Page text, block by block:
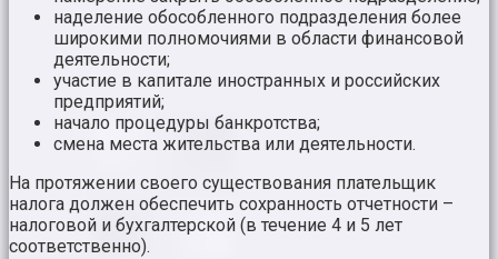
наделение обособленного подразделения более
широкими полномочиями в области финансовой
деятельности;
участие в капитале иностранных и российских
предприятий;
начало процедуры банкротства;
смена места жительства или деятельности.
На протяжении своего существования плательщик
налога должен обеспечить сохранность отчетности –
налоговой и бухгалтерской (в течение 4 и 5 лет
соответственно).